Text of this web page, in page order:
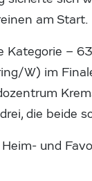
am Start.
Kategorie –
W) im
die beide
Heim- und